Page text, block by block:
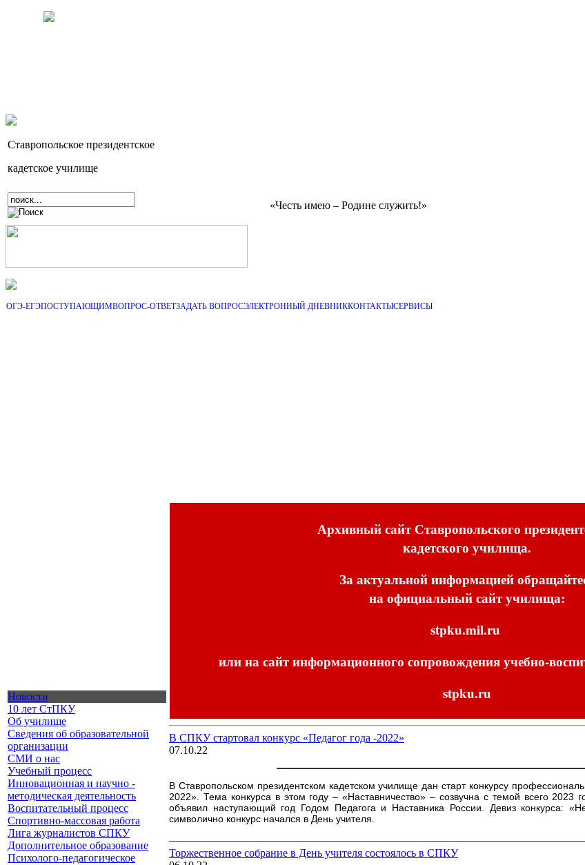
Ставропольское президентское
кадетское училище
«Честь имею – Родине служить!»
ОГЭ-ЕГЭПОСТУПАЮЩИМВОПРОС-ОТВЕТЗАДАТЬ ВОПРОСЭЛЕКТРОННЫЙ ДНЕВНИККОНТАКТЫСЕРВИСЫ
Новости
10 лет СтПКУ
Об училище
Сведения об образовательной
организации
СМИ о нас
Учебный процесс
Инновационная и научно -
методическая деятельность
Воспитательный процесс
Спортивно-массовая работа
Лига журналистов СПКУ
Дополнительное образование
Психолого-педагогическое
Архивный сайт Ставропольского
кадетского училища.
За актуальной информацией
на официальный сайт училища:
stpku.mil.ru
или на сайт информационного сопровождения учебно-
stpku.ru
В СПКУ стартовал конкурс «Педагог года -2022»
07.10.22
В Ставропольском президентском кадетском училище дан старт конкурсу
2022». Тема конкурса в этом году – «Наставничество» – созвучна с темой всего 2023
объявил наступающий год Годом Педагога и Наставника России. Девиз конкурса:
символично конкурс начался в День учителя.
Торжественное собрание в День учителя состоялось в СПКУ